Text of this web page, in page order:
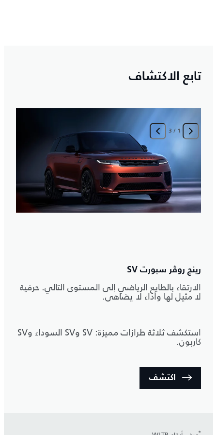
تابع الاكتشاف
1
/
3
رينج روڤر سبورت SV
الارتقاء بالطابع الرياضي إلى المستوى التالي. حرفية
لا مثيل لها وأداء لا يضاهى.
استكشف ثلاثة طرازات مميزة: SV وSV السوداء وSV
كاربون.
اكتشف
*